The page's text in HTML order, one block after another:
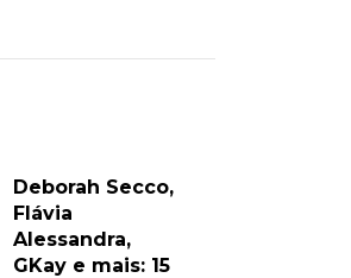
Deborah Secco,
Flávia
Alessandra,
GKay e mais: 15